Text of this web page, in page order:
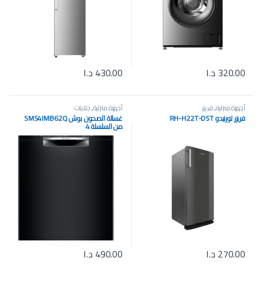
320.00 د.ا 430.00 د.ا
أجهزة منزلية,فريزر
فريزر تورنيدو RH-H22T-DST
270.00 د.ا
أجهزة منزلية,جلايات
غسالة الصحون بوش SMS4IMB62Q
من السلسلة 4
490.00 د.ا